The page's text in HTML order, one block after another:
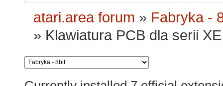
atari.area forum » Fabryka -
» Klawiatura PCB dla serii